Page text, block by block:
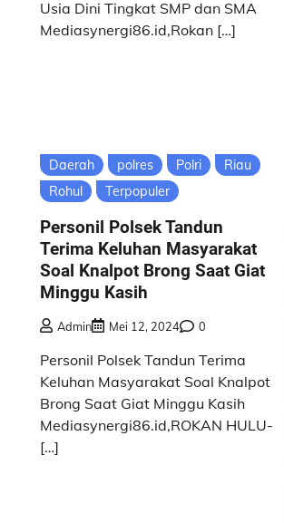
Usia Dini Tingkat SMP dan SMA
Mediasynergi86.id,Rokan […]
Daerah polres Polri
Riau
Rohul
Terpopuler
Personil Polsek Tandun
Terima Keluhan Masyarakat
Soal Knalpot Brong Saat Giat
Minggu Kasih
Admin Mei 12, 2024 0
Personil Polsek Tandun Terima
Keluhan Masyarakat Soal Knalpot
Brong Saat Giat Minggu Kasih
Mediasynergi86.id,ROKAN HULU-
[…]